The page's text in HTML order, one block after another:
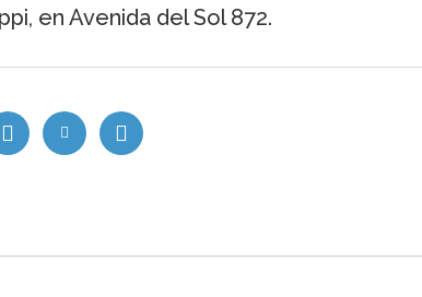
en Avenida del Sol 872.